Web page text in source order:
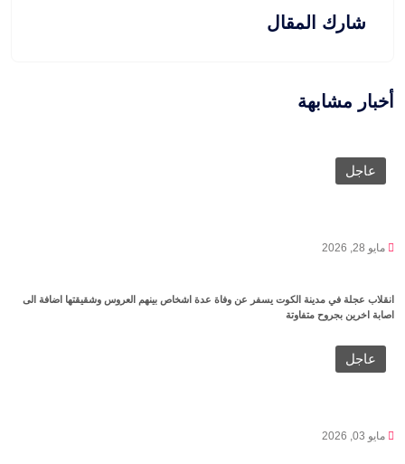
شارك المقال
أخبار مشابهة
عاجل
مايو 28, 2026
انقلاب عجلة في مدينة الكوت يسفر عن وفاة عدة اشخاص بينهم العروس وشقيقتها اضافة الى
اصابة اخرين بجروح متفاوتة
عاجل
مايو 03, 2026